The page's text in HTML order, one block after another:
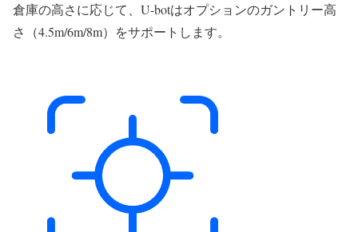
倉庫の高さに応じて、U-botはオプションのガントリー高
さ（4.5m/6m/8m）をサポートします。